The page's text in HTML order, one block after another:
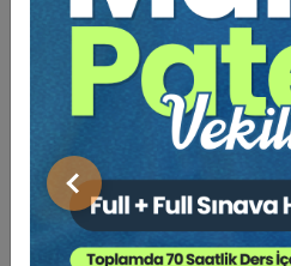
Önceki
Sosyal Medya